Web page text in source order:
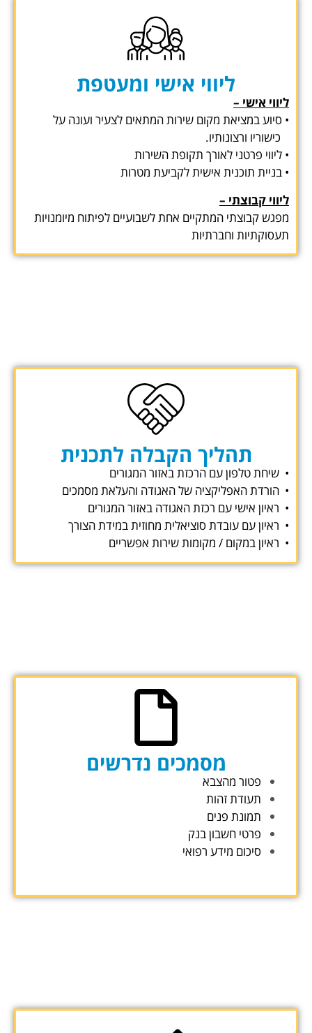
ליווי אישי ומעטפת
ליווי אישי –
• סיוע במציאת מקום שירות המתאים לצעיר ועונה על
כישוריו ורצונותיו.
• ליווי פרטני לאורך תקופת השירות
• בניית תוכנית אישית לקביעת מטרות
ליווי קבוצתי –
מפגש קבוצתי המתקיים אחת לשבועיים לפיתוח מיומנויות
תעסוקתיות וחברתיות
תהליך הקבלה לתכנית
• שיחת טלפון עם הרכזת באזור המגורים
• הורדת האפליקציה של האגודה והעלאת מסמכים
• ראיון אישי עם רכזת האגודה באזור המגורים
• ראיון עם עובדת סוציאלית מחוזית במידת הצורך
• ראיון במקום / מקומות שירות אפשריים
מסמכים נדרשים
פטור מהצבא
תעודת זהות
תמונת פנים
פרטי חשבון בנק
סיכום מידע רפואי